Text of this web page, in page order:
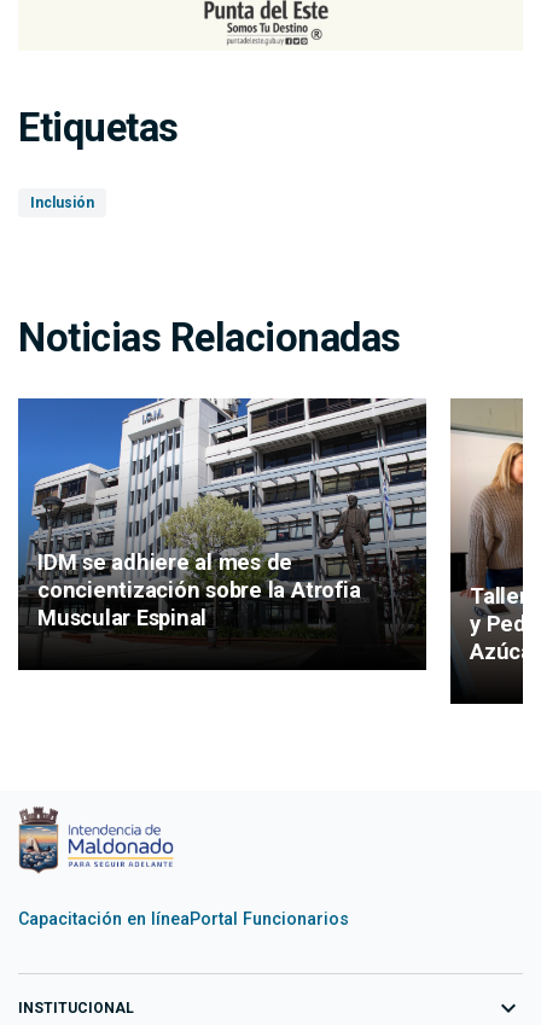
Etiquetas
Inclusión
Noticias Relacionadas
IDM se adhiere al mes de
concientización sobre la Atrofia
Muscular Espinal
Taller
y
Capacitación en líneaPortal Funcionarios
INSTITUCIONAL expand_more